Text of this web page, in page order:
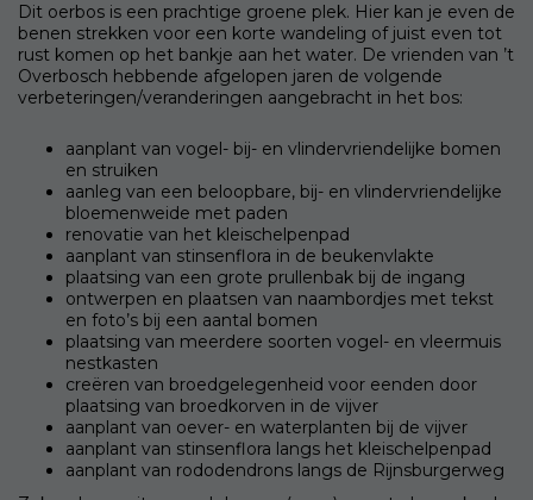
Dit oerbos is een prachtige groene plek. Hier kan je even de
benen strekken voor een korte wandeling of juist even tot
rust komen op het bankje aan het water. De vrienden van ’t
Overbosch hebbende afgelopen jaren de volgende
verbeteringen/veranderingen aangebracht in het bos:
aanplant van vogel- bij- en vlindervriendelijke bomen
en struiken
aanleg van een beloopbare, bij- en vlindervriendelijke
bloemenweide met paden
renovatie van het kleischelpenpad
aanplant van stinsenflora in de beukenvlakte
plaatsing van een grote prullenbak bij de ingang
ontwerpen en plaatsen van naambordjes met tekst
en foto’s bij een aantal bomen
plaatsing van meerdere soorten vogel- en vleermuis
nestkasten
creëren van broedgelegenheid voor eenden door
plaatsing van broedkorven in de vijver
aanplant van oever- en waterplanten bij de vijver
aanplant van stinsenflora langs het kleischelpenpad
aanplant van rododendrons langs de Rijnsburgerweg